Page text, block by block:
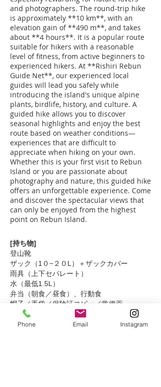
and photographers. The round-trip hike
is approximately **10 km**, with an
elevation gain of **490 m**, and takes
about **4 hours**. It is a popular route
suitable for hikers with a reasonable
level of fitness, from active beginners to
experienced hikers. At **Rishiri Rebun
Guide Net**, our experienced local
guides will lead you safely while
introducing the island's unique alpine
plants, birdlife, history, and culture. A
guided hike allows you to discover
seasonal highlights and enjoy the best
route based on weather conditions—
experiences that are difficult to
appreciate when hiking on your own.
Whether this is your first visit to Rebun
Island or you are passionate about
photography and nature, this guided hike
offers an unforgettable experience. Come
and discover the spectacular views that
can only be enjoyed from the highest
point on Rebun Island.
[持ち物]
登山靴
ザック（1０−２０L）＋ザックカバー
雨具（上下セパレート）
水（最低1.5L）
弁当（朝食／昼食）、行動食
帽子／手袋／保険証コピー／常備薬
携帯トイレ／ストック（キャップ付き）な
ど。Phone Email Instagram